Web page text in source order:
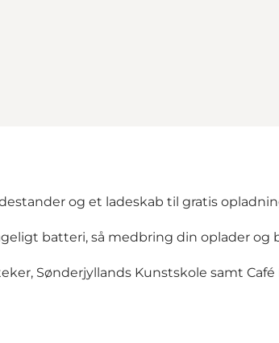
og et ladeskab til gratis
batteri, så medbring din oplader og
Sønderjyllands Kunstskole samt Café